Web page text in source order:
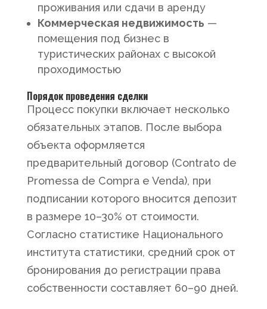
проживания или сдачи в аренду
Коммерческая недвижимость —
помещения под бизнес в
туристических районах с высокой
проходимостью
Порядок проведения сделки
Процесс покупки включает несколько
обязательных этапов. После выбора
объекта оформляется
предварительный договор (Contrato de
Promessa de Compra e Venda), при
подписании которого вносится депозит
в размере 10–30% от стоимости.
Согласно статистике Национального
института статистики, средний срок от
бронирования до регистрации права
собственности составляет 60–90 дней.